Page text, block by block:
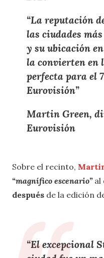
“La reputación
las ciudades
y su ubicación
la convierten en
perfecta para el
Eurovisión”
Martin Green,
Eurovisión
Sobre el recinto,
“magnífico escenario”al
después de la edición
“El excepcional